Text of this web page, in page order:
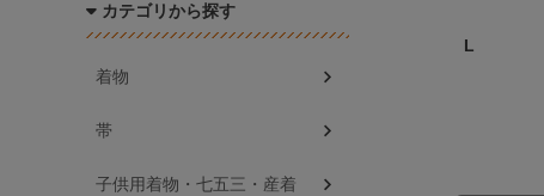
L
カテゴリから探す
着物
帯
子供用着物・七五三・産着